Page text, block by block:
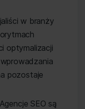
w branży
optymalizacji
pozostaje
Agencje SEO są